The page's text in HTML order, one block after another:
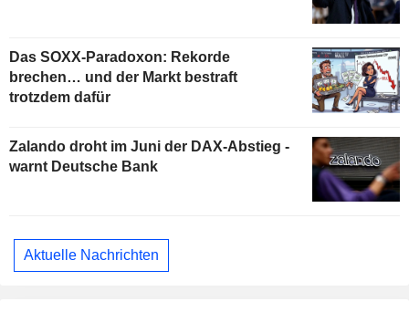
Das SOXX-Paradoxon: Rekorde
brechen… und der Markt bestraft
trotzdem dafür
Zalando droht im Juni der DAX-Abstieg -
warnt Deutsche Bank
Aktuelle Nachrichten